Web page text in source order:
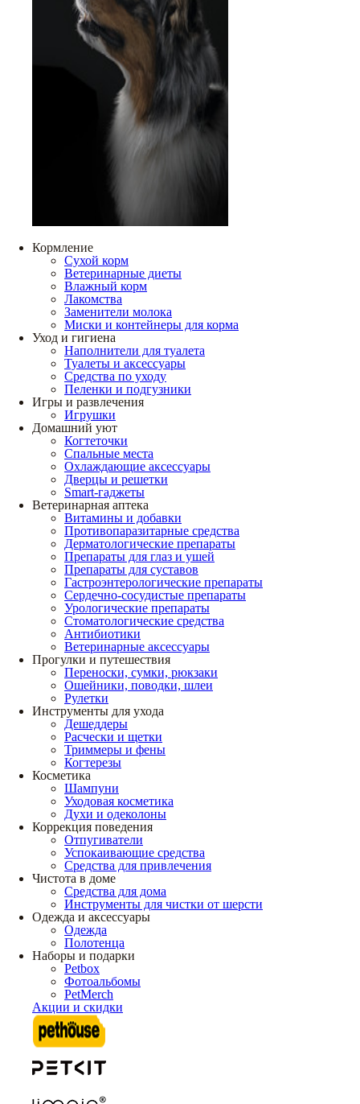
Кормление
Сухой корм
Ветеринарные диеты
Влажный корм
Лакомства
Заменители молока
Миски и контейнеры для корма
Уход и гигиена
Наполнители для туалета
Туалеты и аксессуары
Средства по уходу
Пеленки и подгузники
Игры и развлечения
Игрушки
Домашний уют
Когтеточки
Спальные места
Охлаждающие аксессуары
Дверцы и решетки
Smart-гаджеты
Ветеринарная аптека
Витамины и добавки
Противопаразитарные средства
Дерматологические препараты
Препараты для глаз и ушей
Препараты для суставов
Гастроэнтерологические препараты
Сердечно-сосудистые препараты
Урологические препараты
Стоматологические средства
Антибиотики
Ветеринарные аксессуары
Прогулки и путешествия
Переноски, сумки, рюкзаки
Ошейники, поводки, шлеи
Рулетки
Инструменты для ухода
Дешеддеры
Расчески и щетки
Триммеры и фены
Когтерезы
Косметика
Шампуни
Уходовая косметика
Духи и одеколоны
Коррекция поведения
Отпугиватели
Успокаивающие средства
Средства для привлечения
Чистота в доме
Средства для дома
Инструменты для чистки от шерсти
Одежда и аксессуары
Одежда
Полотенца
Наборы и подарки
Petbox
Фотоальбомы
PetMerch
Акции и скидки